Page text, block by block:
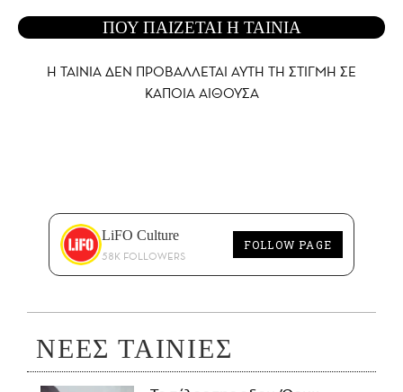
ΠΟΥ ΠΑΙΖΕΤΑΙ Η ΤΑΙΝΙΑ
Η ΤΑΙΝΙΑ ΔΕΝ ΠΡΟΒΑΛΛΕΤΑΙ AYTH ΤΗ ΣΤΙΓΜΗ ΣΕ
ΚΑΠΟΙΑ ΑΙΘΟΥΣΑ
LiFO Culture
58K FOLLOWERS
FOLLOW PAGE
ΝΕΕΣ ΤΑΙΝΙΕΣ